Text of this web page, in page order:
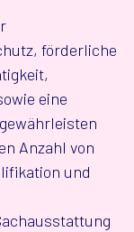
förderliche
eine
Anzahl von
und